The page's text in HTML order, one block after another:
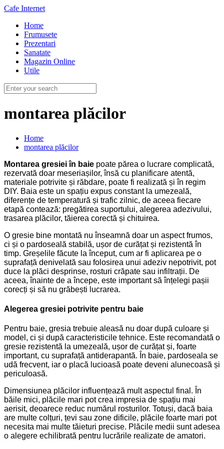
Cafe Internet
Home
Frumusete
Prezentari
Sanatate
Magazin Online
Utile
montarea plăcilor
Home
montarea plăcilor
Montarea gresiei în baie poate părea o lucrare complicată,
rezervată doar meseriașilor, însă cu planificare atentă,
materiale potrivite și răbdare, poate fi realizată și în regim
DIY. Baia este un spațiu expus constant la umezeală,
diferențe de temperatură și trafic zilnic, de aceea fiecare
etapă contează: pregătirea suportului, alegerea adezivului,
trasarea plăcilor, tăierea corectă și chituirea.
O gresie bine montată nu înseamnă doar un aspect frumos,
ci și o pardoseală stabilă, ușor de curățat și rezistentă în
timp. Greșelile făcute la început, cum ar fi aplicarea pe o
suprafață denivelată sau folosirea unui adeziv nepotrivit, pot
duce la plăci desprinse, rosturi crăpate sau infiltrații. De
aceea, înainte de a începe, este important să înțelegi pașii
corecți și să nu grăbești lucrarea.
Alegerea gresiei potrivite pentru baie
Pentru baie, gresia trebuie aleasă nu doar după culoare și
model, ci și după caracteristicile tehnice. Este recomandată o
gresie rezistentă la umezeală, ușor de curățat și, foarte
important, cu suprafață antiderapantă. În baie, pardoseala se
udă frecvent, iar o placă lucioasă poate deveni alunecoasă și
periculoasă.
Dimensiunea plăcilor influențează mult aspectul final. În
băile mici, plăcile mari pot crea impresia de spațiu mai
aerisit, deoarece reduc numărul rosturilor. Totuși, dacă baia
are multe colțuri, țevi sau zone dificile, plăcile foarte mari pot
necesita mai multe tăieturi precise. Plăcile medii sunt adesea
o alegere echilibrată pentru lucrările realizate de amatori.